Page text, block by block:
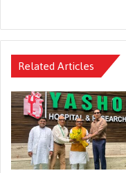
Related Articles